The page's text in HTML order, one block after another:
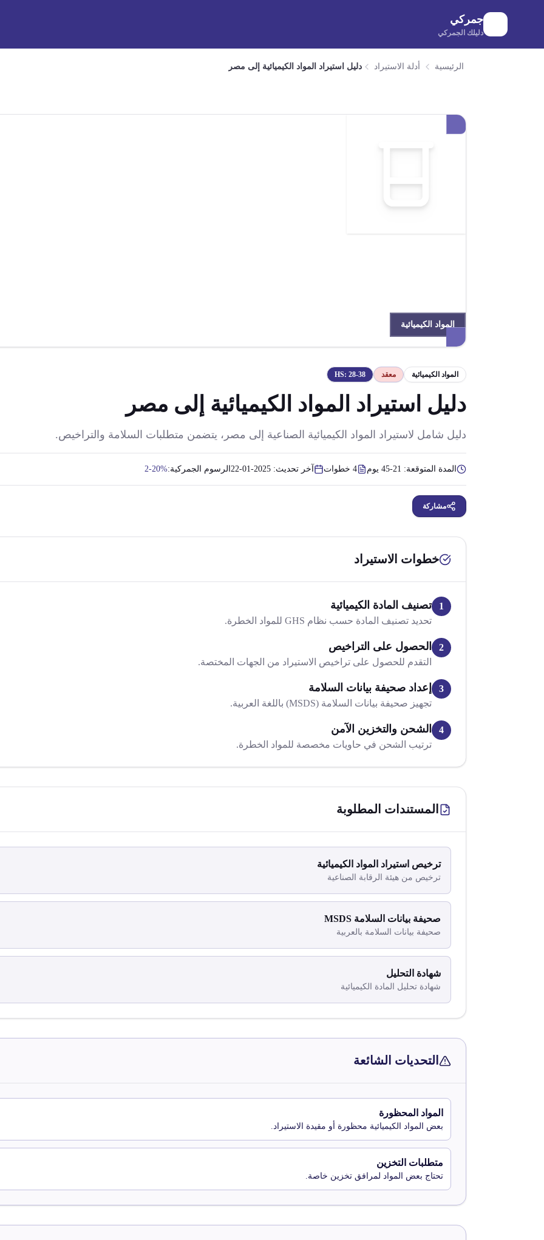
جمركي
دليلك الجمركي
الرئيسية أدلة الاستيراد دليل استيراد المواد الكيميائية إلى مصر
المواد الكيميائية
المواد الكيميائية معقد HS: 28-38
دليل استيراد المواد الكيميائية إلى مصر
دليل شامل لاستيراد المواد الكيميائية الصناعية إلى مصر، يتضمن متطلبات السلامة والتراخيص.
المدة المتوقعة: 21-45 يوم 4 خطوات آخر تحديث: 2025-01-22 الرسوم الجمركية:2-20%
مشاركة
خطوات الاستيراد
1 تصنيف المادة الكيميائية
تحديد تصنيف المادة حسب نظام GHS للمواد الخطرة.
2 الحصول على التراخيص
التقدم للحصول على تراخيص الاستيراد من الجهات المختصة.
3 إعداد صحيفة بيانات السلامة
تجهيز صحيفة بيانات السلامة (MSDS) باللغة العربية.
4 الشحن والتخزين الآمن
ترتيب الشحن في حاويات مخصصة للمواد الخطرة.
المستندات المطلوبة
ترخيص استيراد المواد الكيميائية
ترخيص من هيئة الرقابة الصناعية
صحيفة بيانات السلامة MSDS
صحيفة بيانات السلامة بالعربية
شهادة التحليل
شهادة تحليل المادة الكيميائية
التحديات الشائعة
المواد المحظورة
بعض المواد الكيميائية محظورة أو مقيدة الاستيراد.
متطلبات التخزين
تحتاج بعض المواد لمرافق تخزين خاصة.